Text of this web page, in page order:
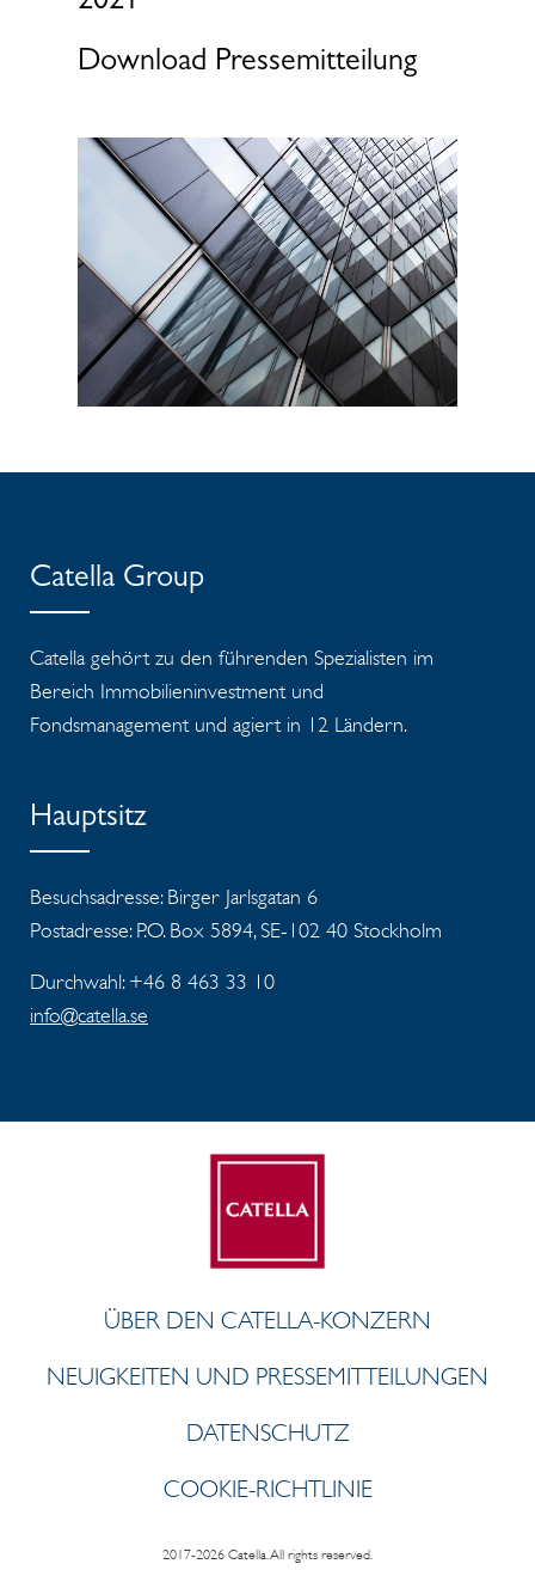
Download Pressemitteilung
Catella Group
Catella gehört zu den führenden Spezialisten im
Bereich Immobilieninvestment und
Fondsmanagement und agiert in 12 Ländern.
Hauptsitz
Besuchsadresse: Birger Jarlsgatan 6
Postadresse: P.O. Box 5894, SE-102 40 Stockholm
Durchwahl: +46 8 463 33 10
info@catella.se
ÜBER DEN CATELLA-KONZERN
NEUIGKEITEN UND PRESSEMITTEILUNGEN
DATENSCHUTZ
COOKIE-RICHTLINIE
2017-2026 Catella. All rights reserved.